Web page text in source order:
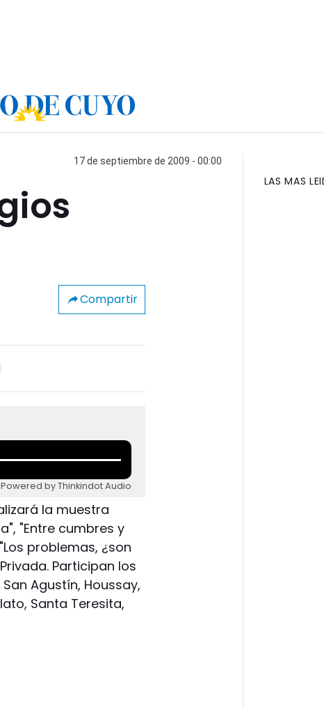
17 de septiembre de 2009 - 00:00
Compartir
Powered by Thinkindot Audio
la muestra
"Entre cumbres y
problemas, ¿son
Participan los
Agustín, Houssay,
Santa Teresita,
LAS MAS